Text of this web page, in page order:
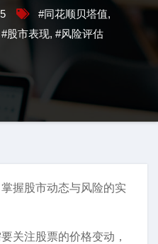
#同花顺贝塔值,
#股市表现, #风险评估
握股市动态与风险的实
关注股票的价格变动，